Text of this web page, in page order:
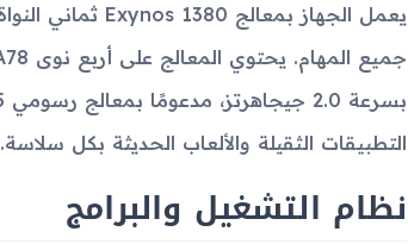
التطبيقات الثقيلة والألعاب الحديثة بكل سلاسة.
نظام التشغيل والبرامج